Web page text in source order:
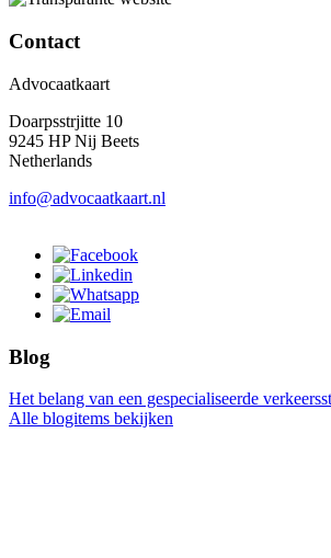
Contact
Advocaatkaart
Doarpsstrjitte 10
9245 HP Nij Beets
Netherlands
info@advocaatkaart.nl
Blog
Het belang van een gespecialiseerde
Alle blogitems bekijken